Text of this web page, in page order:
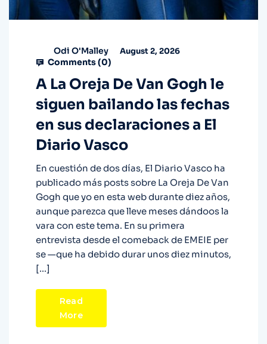
Odi O'Malley August 2, 2026
Comments (0)
A La Oreja De Van Gogh le
siguen bailando las fechas
en sus declaraciones a El
Diario Vasco
En cuestión de dos días, El Diario Vasco ha
publicado más posts sobre La Oreja De Van
Gogh que yo en esta web durante diez años,
aunque parezca que lleve meses dándoos la
vara con este tema. En su primera
entrevista desde el comeback de EMEIE per
se —que ha debido durar unos diez minutos,
[…]
Read
More